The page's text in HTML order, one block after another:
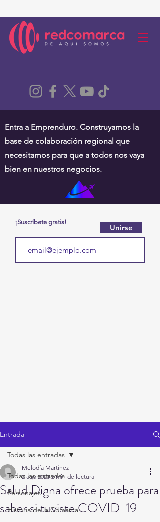
Entra a Emprenduro. Construyamos la
base de colaboración regional que
necesitamos para que a todos nos vaya
bien en nuestros negocios.
¡Suscríbete gratis!
Unirse
Entrada
Todas las entradas
Personajes
Historia de la Comarca
Todas las entradas
Salud Digna ofrece prueba para
saber si tuviste COVID-19
Melodía Martínez
2 ago 2020 2 min de lectura